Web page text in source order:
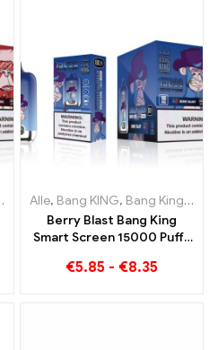
,Einweg-E-
Alle, Bang KING, Bang King Smart Screen 15000 Puff
Berry Blast Bang King
Smart Screen 15000 Puffs
neuen Generation
€5.85 - €8.35